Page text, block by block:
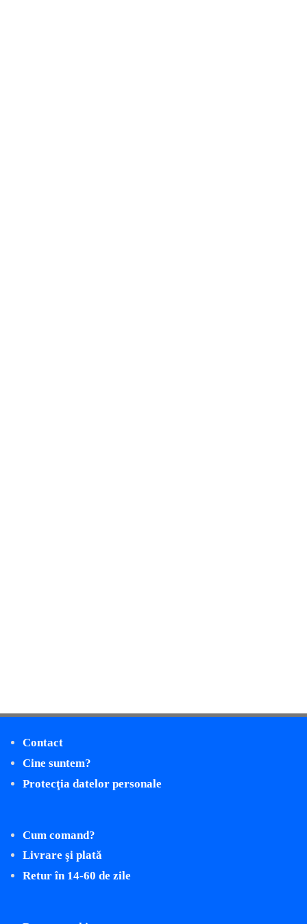
Contact
Cine suntem?
Protecţia datelor personale
Cum comand?
Livrare şi plată
Retur în 14-60 de zile